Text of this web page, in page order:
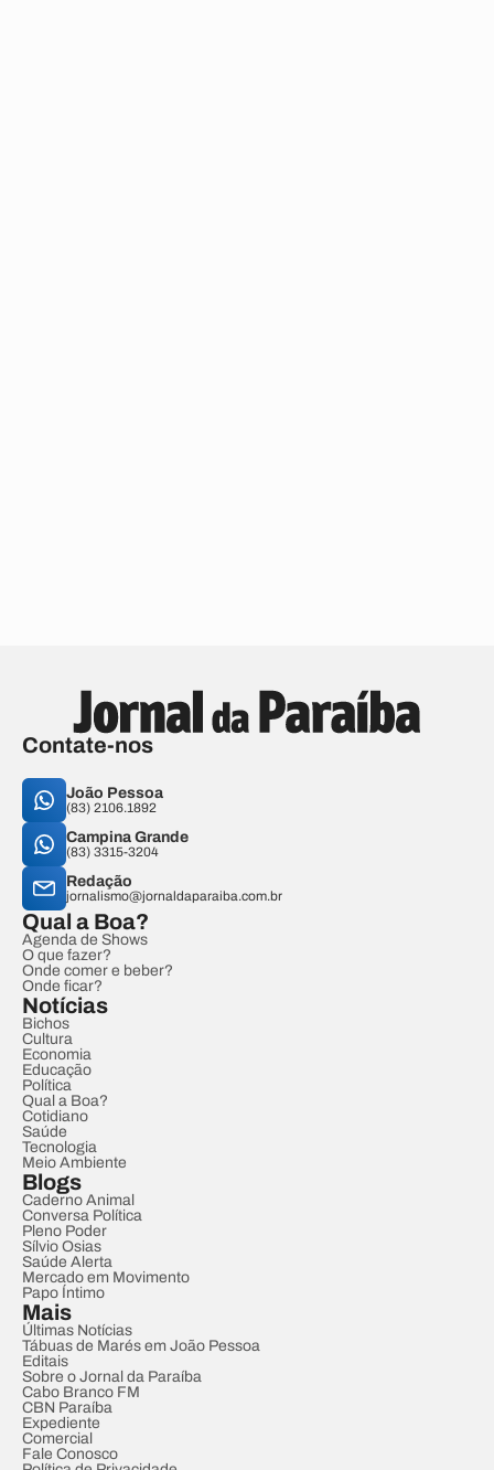
Contate-nos
João Pessoa
(83) 2106.1892
Campina Grande
(83) 3315-3204
Redação
jornalismo@jornaldaparaiba.com.br
Qual a Boa?
Agenda de Shows
O que fazer?
Onde comer e beber?
Onde ficar?
Notícias
Bichos
Cultura
Economia
Educação
Política
Qual a Boa?
Cotidiano
Saúde
Tecnologia
Meio Ambiente
Blogs
Caderno Animal
Conversa Política
Pleno Poder
Sílvio Osias
Saúde Alerta
Mercado em Movimento
Papo Íntimo
Mais
Últimas Notícias
Tábuas de Marés em João Pessoa
Editais
Sobre o Jornal da Paraíba
Cabo Branco FM
CBN Paraíba
Expediente
Comercial
Fale Conosco